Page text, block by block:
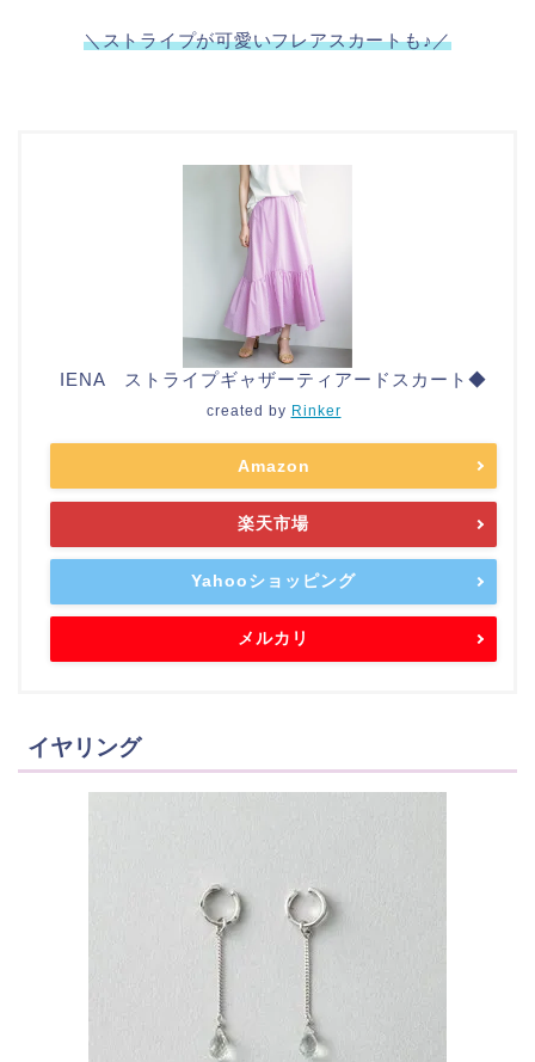
＼ストライプが可愛いフレアスカートも♪／
IENA ストライプギャザーティアードスカート◆
created by Rinker
Amazon
楽天市場
Yahooショッピング
メルカリ
イヤリング